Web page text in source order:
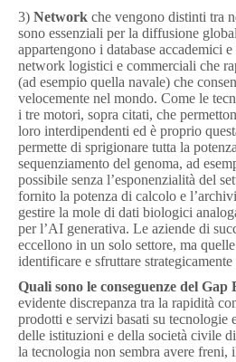
3) Network che vengono distinti tra
sono essenziali per la diffusione
appartengono i database accademici
network logistici e commerciali che
(ad esempio quella navale) che
velocemente nel mondo. Come le
i tre motori, sopra citati, che
loro interdipendenti ed è proprio
permette di sprigionare tutta la
sequenziamento del genoma, ad
possibile senza l’esponenzialità del
fornito la potenza di calcolo e
gestire la mole di dati biologici
per l’AI generativa. Le aziende di
eccellono in un solo settore, ma
identificare e sfruttare
Quali sono le conseguenze del Gap
evidente discrepanza tra la rapidità
prodotti e servizi basati su tecnologie
delle istituzioni e della società civile
la tecnologia non sembra avere freni,